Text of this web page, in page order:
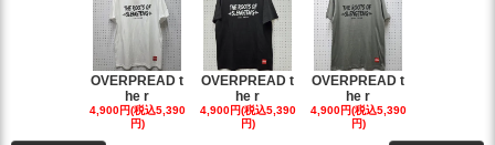
OVERPREAD t
he r
4,900円(税込5,390
円)
OVERPREAD t
he r
4,900円(税込5,390
円)
OVERPREAD t
he r
4,900円(税込5,390
円)